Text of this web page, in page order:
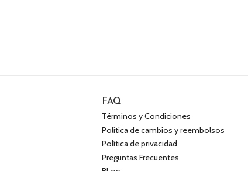
FAQ
Términos y Condiciones
Política de cambios y reembolsos
Política de privacidad
Preguntas Frecuentes